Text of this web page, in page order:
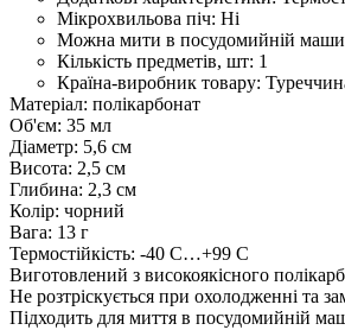
Мікрохвильова піч: Ні
Можна мити в посудомийній
Кількість предметів, шт: 1
Країна-виробник товару:
Матеріал: полікарбонат
Об'єм: 35 мл
Діаметр: 5,6 см
Висота: 2,5 см
Глибина: 2,3 см
Колір: чорний
Вага: 13 г
Термостійкість: -40 С…+99 С
Виготовлений з високоякісного
Не розтріскується при охолодженні та
Підходить для миття в посудомийній